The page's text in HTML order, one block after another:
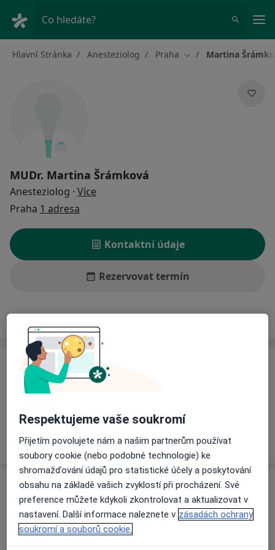
Co hledáte?
Hlavní Stránka Anesteziolog Praha Změna města
Martina
MUDr. Martina Šrámková
Anesteziolog · Více
Praha 1 adresa
Kontaktní údaje
Rezervovat termín
Ceník
Informace o službách a cenách nejsou k dispozici
svých službách.
Adresa
Thomayerova nemocnice
Vídeňská 800, Praha140 59
Respektujeme vaše soukromí
Přijetím povolujete nám a našim partnerům používat
soubory cookie (nebo podobné technologie) ke
shromažďování údajů pro statistické účely a poskytování
obsahu na základě vašich zvyklostí při procházení. Své
preference můžete kdykoli zkontrolovat a aktualizovat v
nastavení. Další informace naleznete v zásadách ochrany
soukromí a souborů cookie.